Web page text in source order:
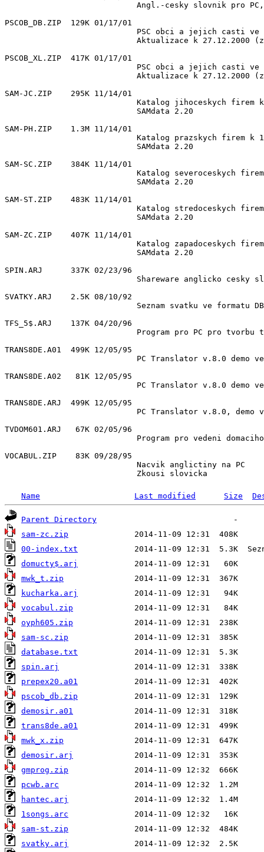
Angl.-cesky slovnik pro
PSCOB_DB.ZIP  129K 01/17/01
PSC obci a jejich casti ve
Aktualizace k 27.12.2000
PSCOB_XL.ZIP  417K 01/17/01
PSC obci a jejich casti ve
Aktualizace k 27.12.2000
SAM-JC.ZIP    295K 11/14/01
Katalog jihoceskych firem
                            SAMdata 2.20
SAM-PH.ZIP    1.3M 11/14/01
Katalog prazskych firem k
                            SAMdata 2.20
SAM-SC.ZIP    384K 11/14/01
Katalog severoceskych
                            SAMdata 2.20
SAM-ST.ZIP    483K 11/14/01
Katalog stredoceskych
                            SAMdata 2.20
SAM-ZC.ZIP    407K 11/14/01
Katalog zapadoceskych
                            SAMdata 2.20
SPIN.ARJ      337K 02/23/96
Shareware anglicko cesky
SVATKY.ARJ    2.5K 08/10/92
Seznam svatku ve formatu
TFS_5$.ARJ    137K 04/20/96
Program pro PC pro tvorbu
TRANS8DE.A01  499K 12/05/95
PC Translator v.8.0 demo
TRANS8DE.A02   81K 12/05/95
PC Translator v.8.0 demo
TRANS8DE.ARJ  499K 12/05/95
PC Translator v.8.0, demo
TVDOM601.ARJ   67K 02/05/96
Program pro vedeni
VOCABUL.ZIP    83K 09/28/95
                            Nacvik anglictiny na PC
Name Last modified Size
Parent Directory
sam-zc.zip
00-index.txt
domucty$.arj
mwk_t.zip
kucharka.arj
vocabul.zip
oyph605.zip
sam-sc.zip
database.txt
spin.arj
prepex20.a01
pscob_db.zip
demosir.a01
trans8de.a01
mwk_x.zip
demosir.arj
gmprog.zip
pcwb.arc
hantec.arj
1songs.arc
sam-st.zip
svatky.arj